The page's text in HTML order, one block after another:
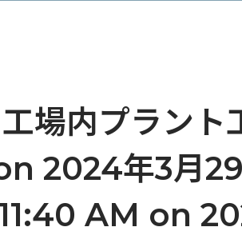
場内プラント
2024年3月
AM on